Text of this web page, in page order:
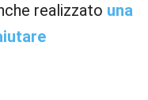
realizzato una